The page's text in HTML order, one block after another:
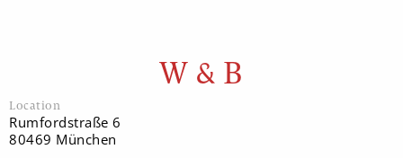
W & B
Location
Rumfordstraße 6
80469 München